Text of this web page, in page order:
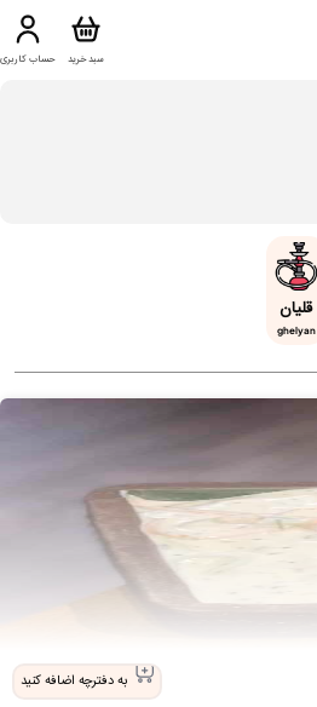
حساب کاربری سبد خرید
قلیان
ghelyan
به دفترچه اضافه کنید